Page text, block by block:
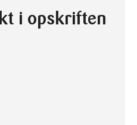
i opskriften